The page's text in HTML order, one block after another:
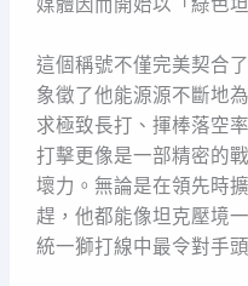
媒體因而開始以「綠色
這個稱號不僅完美契合
象徵了他能源源不斷地
求極致長打、揮棒落空
打擊更像是一部精密的
壞力。無論是在領先時
趕，他都能像坦克壓境
統一獅打線中最令對手